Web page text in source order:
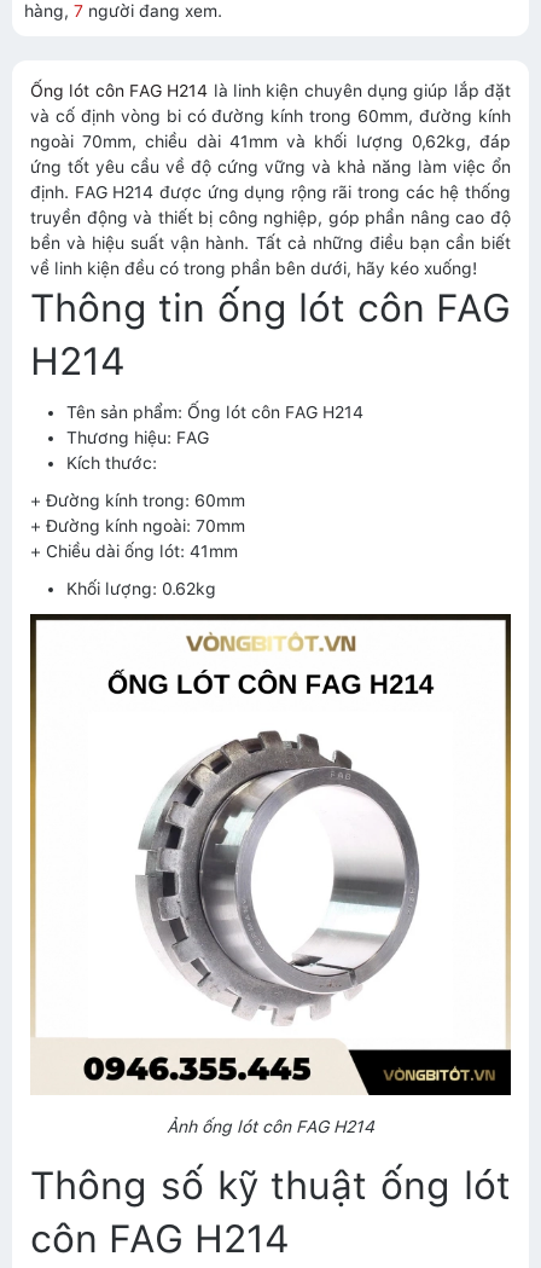
hàng, 7 người đang xem.
Ống lót côn FAG H214 là linh kiện chuyên dụng giúp lắp đặt
và cố định vòng bi có đường kính trong 60mm, đường kính
ngoài 70mm, chiều dài 41mm và khối lượng 0,62kg, đáp
ứng tốt yêu cầu về độ cứng vững và khả năng làm việc ổn
định. FAG H214 được ứng dụng rộng rãi trong các hệ thống
truyền động và thiết bị công nghiệp, góp phần nâng cao độ
bền và hiệu suất vận hành. Tất cả những điều bạn cần biết
về linh kiện đều có trong phần bên dưới, hãy kéo xuống!
Thông tin ống lót côn FAG
H214
Tên sản phẩm: Ống lót côn FAG H214
Thương hiệu: FAG
Kích thước:
+ Đường kính trong: 60mm
+ Đường kính ngoài: 70mm
+ Chiều dài ống lót: 41mm
Khối lượng: 0.62kg
Ảnh ống lót côn FAG H214
Thông số kỹ thuật ống lót
côn FAG H214